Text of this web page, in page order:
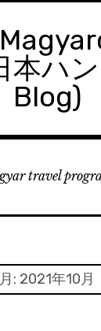
本ハ
Blog)
travel
月: 2021年10月